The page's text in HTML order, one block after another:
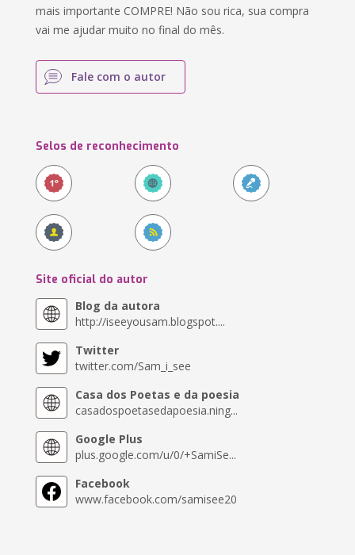
mais importante COMPRE! Não sou rica, sua compra
vai me ajudar muito no final do mês.
Fale com o autor
Selos de reconhecimento
Site oficial do autor
Blog da autora
http://iseeyousam.blogspot....
Twitter
twitter.com/Sam_i_see
Casa dos Poetas e da poesia
casadospoetasedapoesia.ning...
Google Plus
plus.google.com/u/0/+SamiSe...
Facebook
www.facebook.com/samisee20